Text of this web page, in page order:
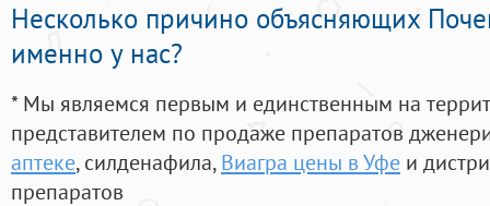
Несколько причино объясняющих
именно у нас?
* Мы являемся первым и единственным на
представителем по продаже препаратов
аптеке, силденафила, Виагра цены в Уфе и
препаратов